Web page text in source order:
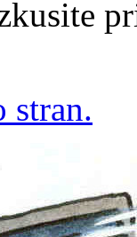
stran.